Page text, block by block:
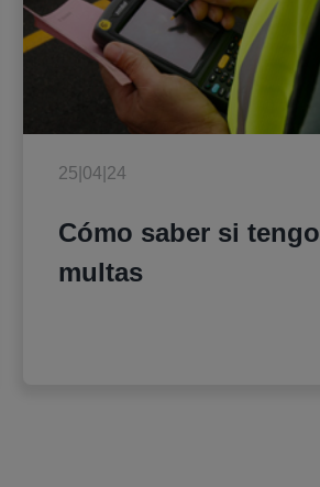
25|04|24
Cómo saber si tengo
multas